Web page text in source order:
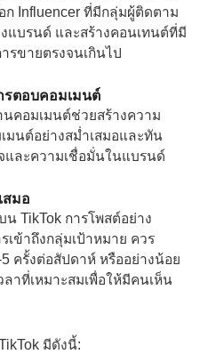
Influencer ที่มีกลุ่มผู้ติดตาม
แบรนด์ และสร้างคอนเทนต์ที่มี
รขายตรงจนเกินไป
รตอบคอมเมนต์
คอมเมนต์ช่วยสร้างความ
นต์อย่างสม่ำเสมอและทัน
และความเชื่อมั่นในแบรนด์
สมอ
TikTok การโพสต์อย่าง
เข้าถึงกลุ่มเป้าหมาย ควร
ครั้งต่อสัปดาห์ หรืออย่างน้อย
ลาที่เหมาะสมเพื่อให้มีคนเห็น
มีดังนี้: